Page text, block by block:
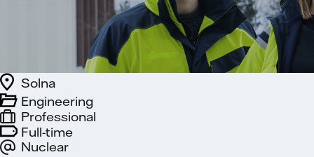
Full-time
Nuclear
Engineering
Solna
Professional